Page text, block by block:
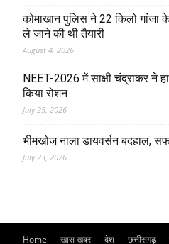
कोमाखान पुलिस ने 22 किलो गांजा
ले जाने की थी तैयारी
August 4, 2026
NEET-2026 में साक्षी चंद्राकर ने
किया रोशन
July 25, 2026
भीमखोज नाला डायवर्सन बदहाल,
July 23, 2026
Home खास खबर देश छत्तीसगढ़